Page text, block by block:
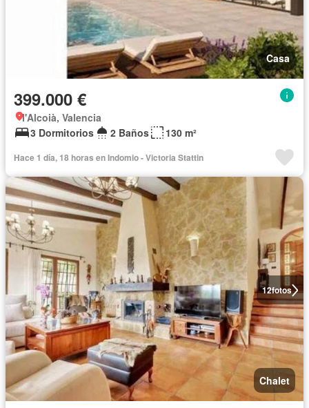
Casa
399.000 €
l'Alcoià, Valencia
3 Dormitorios
2 Baños 130 m²
Hace 1 día, 18 horas en Indomio - Victoria Stattin
12fotos
Chalet